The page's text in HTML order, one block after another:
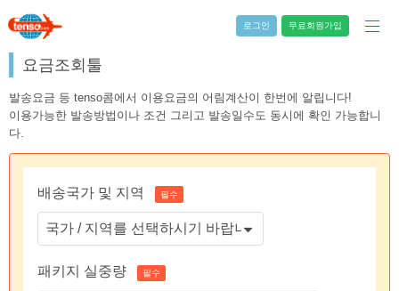
로그인 무료회원가입
요금조회툴
발송요금 등 tenso콤에서 이용요금의 어림계산이 한번에 알립니다!
이용가능한 발송방법이나 조건 그리고 발송일수도 동시에 확인 가능합니
다.
배송국가 및 지역 필수
패키지 실중량 필수